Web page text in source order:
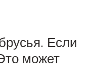
Если
может